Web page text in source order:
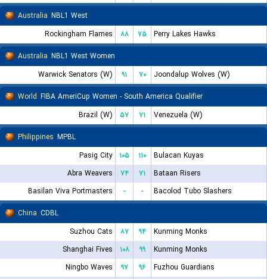
Australia NBL1 West
Rockingham Flames
۸۸ ۷۵
Perry Lakes Hawks
Australia NBL1 West Women
Warwick Senators (W)
۹۱ ۷۰
Joondalup Wolves (W)
World FIBA AmeriCup Women - South America Qualifier
Brazil (W)
۵۷ ۷۱
Venezuela (W)
Philippines MPBL
Pasig City ۱۰۵ ۱۱۰
Bulacan Kuyas
Abra Weavers
۷۴ ۷۱
Bataan Risers
Basilan Viva Portmasters
- -
Bacolod Tubo Slashers
China CDBL
Suzhou Cats
۸۷ ۹۴
Kunming Monks
Shanghai Fives
۱۰۸ ۹۹
Kunming Monks
Ningbo Waves
۹۷ ۹۶
Fuzhou Guardians